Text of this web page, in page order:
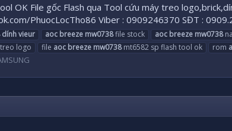
OK File gốc Flash qua Tool cứu máy treo
PhuocLocTho86 Viber : 0909246370 SĐT :
dínhvieur aoc breeze mw0738file stock aoc breeze mw0738
logo file aoc breeze mw0738mt6582 sp flash tool ok rom